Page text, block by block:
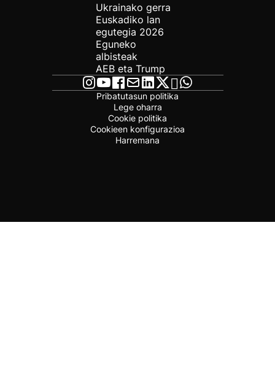
Ukrainako gerra
Euskadiko lan
egutegia 2026
Eguneko
albisteak
AEB eta Trump
Pribatutasun politika
Lege oharra
Cookie politika
Cookieen konfigurazioa
Harremana